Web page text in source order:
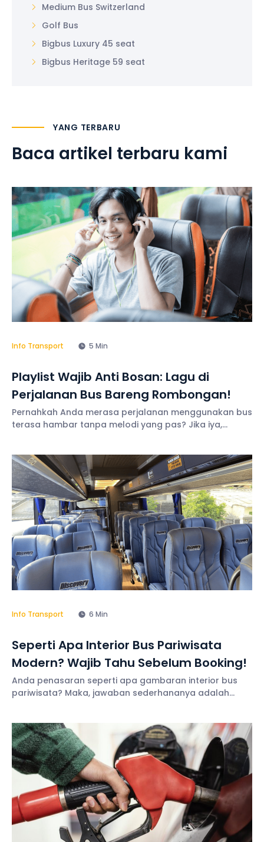
Medium Bus Switzerland
Golf Bus
Bigbus Luxury 45 seat
Bigbus Heritage 59 seat
YANG TERBARU
Baca artikel terbaru kami
Info Transport 5 Min
Playlist Wajib Anti Bosan: Lagu di
Perjalanan Bus Bareng Rombongan!
Pernahkah Anda merasa perjalanan menggunakan bus
terasa hambar tanpa melodi yang pas? Jika iya,
kebosanan, menciptakan
Info Transport 6 Min
Seperti Apa Interior Bus Pariwisata
Modern? Wajib Tahu Sebelum Booking!
Anda penasaran seperti apa gambaran interior bus
pariwisata? Maka, jawaban sederhananya adalah
Selain itu, berbagai fasilitas juga terus